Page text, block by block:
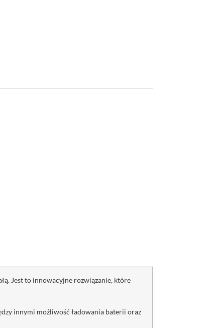
Jest to innowacyjne rozwiązanie, które
innymi możliwość ładowania baterii oraz